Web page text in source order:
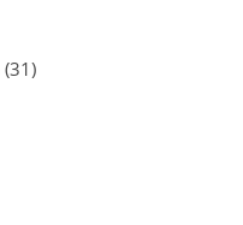
(31)